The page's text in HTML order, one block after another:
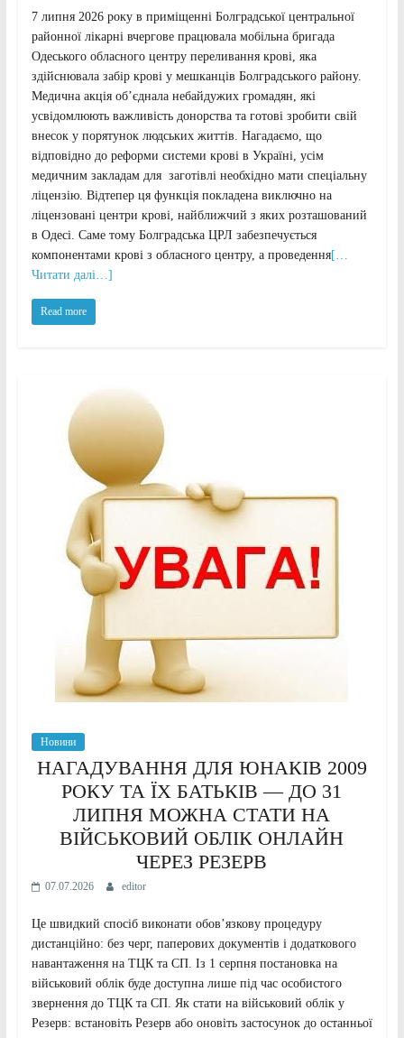
7 липня 2026 року в приміщенні Болградської центральної
районної лікарні вчергове працювала мобільна бригада
Одеського обласного центру переливання крові, яка
здійснювала забір крові у мешканців Болградського району.
Медична акція об’єднала небайдужих громадян, які
усвідомлюють важливість донорства та готові зробити свій
внесок у порятунок людських життів. Нагадаємо, що
відповідно до реформи системи крові в Україні, усім
медичним закладам для заготівлі необхідно мати спеціальну
ліцензію. Відтепер ця функція покладена виключно на
ліцензовані центри крові, найближчий з яких розташований
в Одесі. Саме тому Болградська ЦРЛ забезпечується
компонентами крові з обласного центру, а проведення[…
Читати далі…]
Read more
Новини
НАГАДУВАННЯ ДЛЯ ЮНАКІВ 2009
РОКУ ТА ЇХ БАТЬКІВ — ДО 31
ЛИПНЯ МОЖНА СТАТИ НА
ВІЙСЬКОВИЙ ОБЛІК ОНЛАЙН
ЧЕРЕЗ РЕЗЕРВ
07.07.2026 editor
Це швидкий спосіб виконати обов’язкову процедуру
дистанційно: без черг, паперових документів і додаткового
навантаження на ТЦК та СП. Із 1 серпня постановка на
військовий облік буде доступна лише під час особистого
звернення до ТЦК та СП. Як стати на військовий облік у
Резерв: встановіть Резерв або оновіть застосунок до останньої